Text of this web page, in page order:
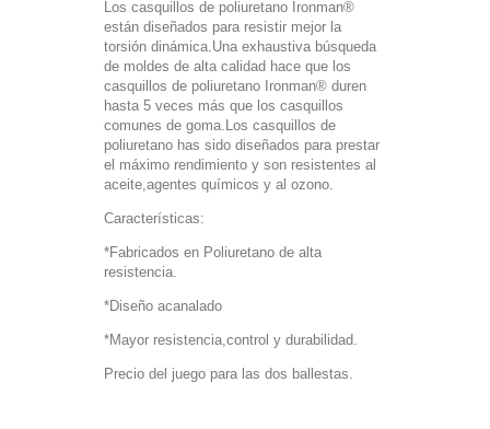
Los casquillos de poliuretano Ironman®
están diseñados para resistir mejor la
torsión dinámica.Una exhaustiva búsqueda
de moldes de alta calidad hace que los
casquillos de poliuretano Ironman® duren
hasta 5 veces más que los casquillos
comunes de goma.Los casquillos de
poliuretano has sido diseñados para prestar
el máximo rendimiento y son resistentes al
aceite,agentes químicos y al ozono.
Características:
*Fabricados en Poliuretano de alta
resistencia.
*Diseño acanalado
*Mayor resistencia,control y durabilidad.
Precio del juego para las dos ballestas.